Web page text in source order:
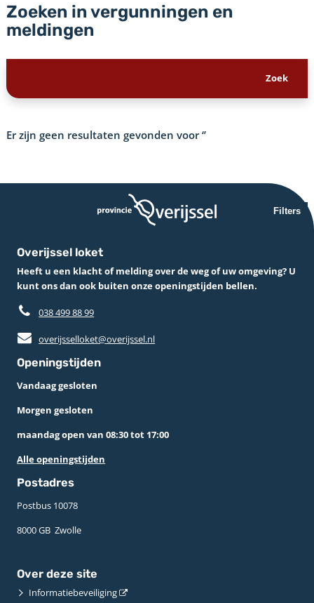
Zoeken in vergunningen en
meldingen
Er zijn geen resultaten gevonden voor‘’
Filters
Overijssel loket
Heeft u een klacht of melding over de weg of uw omgeving? U
kunt ons dan ook buiten onze openingstijden bellen.
038 499 88 99
overijsselloket@overijssel.nl
Openingstijden
Vandaag gesloten
Morgen gesloten
maandag open van 08:30 tot 17:00
Alle openingstijden
Postadres
Postbus 10078 ­
8000 GB ­ Zwolle
Over deze site
Informatiebeveiliging